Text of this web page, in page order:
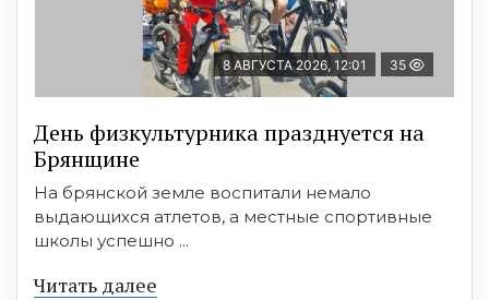
8 АВГУСТА 2026, 12:01 35
День физкультурника празднуется на
Брянщине
На брянской земле воспитали немало
выдающихся атлетов, а местные спортивные
школы успешно ...
Читать далее